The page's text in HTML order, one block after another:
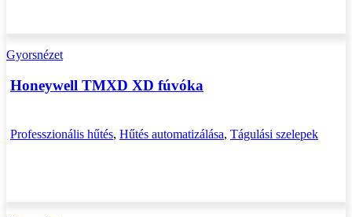
Gyorsnézet
Honeywell TMXD XD fúvóka
Professzionális hűtés, Hűtés automatizálása, Tágulási szelepek